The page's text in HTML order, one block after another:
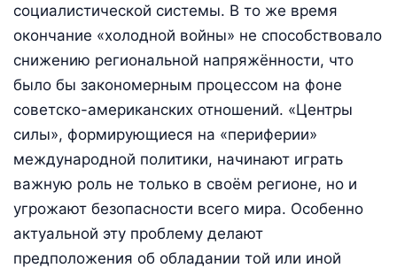
социалистической системы. В то же время
окончание «холодной войны» не способствовало
снижению региональной напряжённости, что
было бы закономерным процессом на фоне
советско-американских отношений. «Центры
силы», формирующиеся на «периферии»
международной политики, начинают играть
важную роль не только в своём регионе, но и
угрожают безопасности всего мира. Особенно
актуальной эту проблему делают
предположения об обладании той или иной